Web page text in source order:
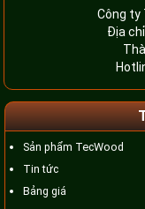
Công ty
Địa
Sản phẩm TecWood
Tin tức
Bảng giá